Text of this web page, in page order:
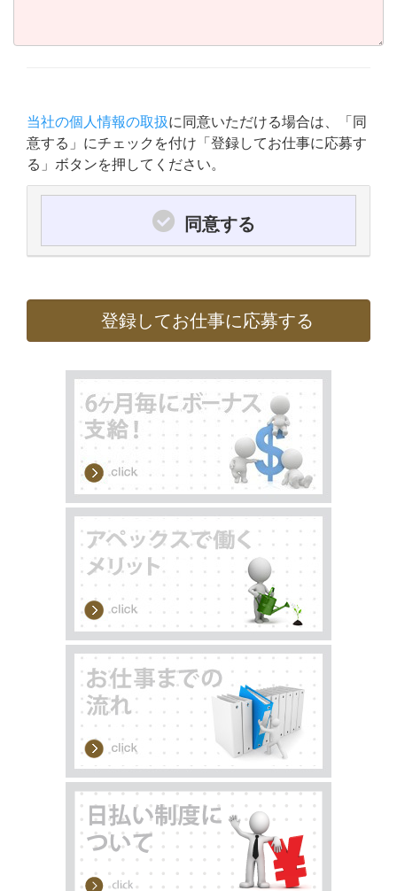
当社の個人情報の取扱に同意いただける場合は、「同
意する」にチェックを付け「登録してお仕事に応募す
る」ボタンを押してください。
同意する